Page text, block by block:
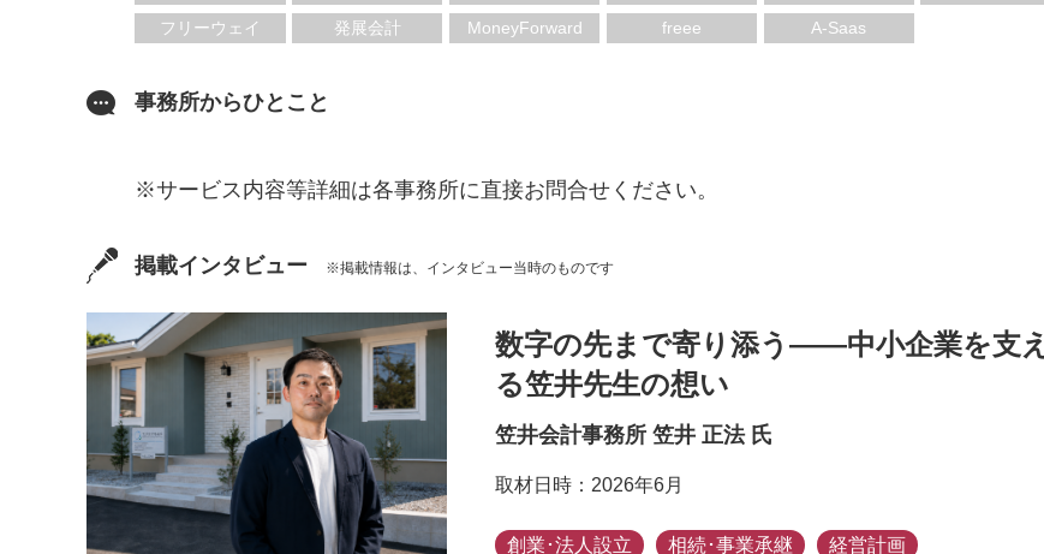
ー
フリーウェイ
発展会計 MoneyForward freee A-Saas
事務所からひとこと
※サービス内容等詳細は各事務所に直接お問合せください。
掲載インタビュー ※掲載情報は、インタビュー当時のものです
数字の先まで寄り添う——中小企業を支え
る笠井先生の想い
笠井会計事務所 笠井 正法 氏
取材日時：2026年6月
創業･法人設立 相続･事業承継 経営計画